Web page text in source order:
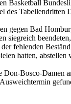
Basketball
Tabellendritten
gegen Bad
siegreich
fehlenden
hatten,
Don-Bosco-